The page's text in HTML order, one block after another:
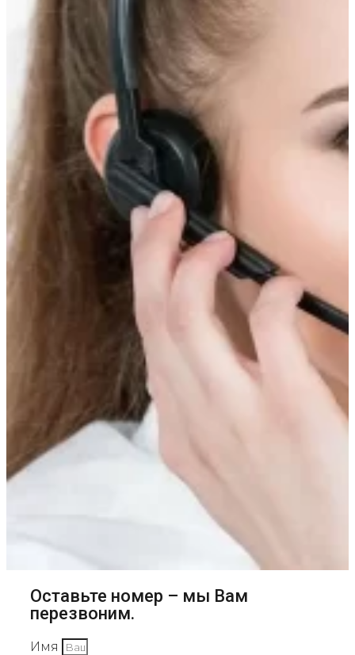
Оставьте номер – мы Вам
перезвоним.
Имя